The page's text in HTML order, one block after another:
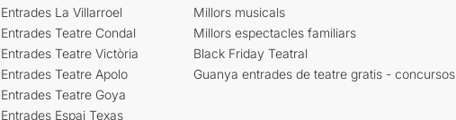
Entrades La Villarroel
Entrades Teatre Condal
Entrades Teatre Victòria
Entrades Teatre Apolo
Entrades Teatre Goya
Entrades Espai Texas
Millors musicals
Millors espectacles familiars
Black Friday Teatral
Guanya entrades de teatre gratis - concursos